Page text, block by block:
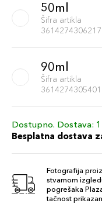
50ml
Šifra artikla
3614274306217
90ml
Šifra artikla
3614274305401
Dostupno. Dostava:
Besplatna dostava
Fotografija
stvarnom
pogrešaka
tačnost